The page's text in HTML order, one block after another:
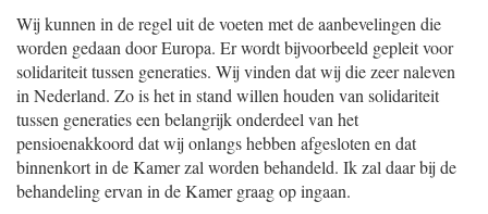
Wij kunnen in de regel uit de voeten met de aanbevelingen die
worden gedaan door Europa. Er wordt bijvoorbeeld gepleit voor
solidariteit tussen generaties. Wij vinden dat wij die zeer naleven
in Nederland. Zo is het in stand willen houden van solidariteit
tussen generaties een belangrijk onderdeel van het
pensioenakkoord dat wij onlangs hebben afgesloten en dat
binnenkort in de Kamer zal worden behandeld. Ik zal daar bij de
behandeling ervan in de Kamer graag op ingaan.